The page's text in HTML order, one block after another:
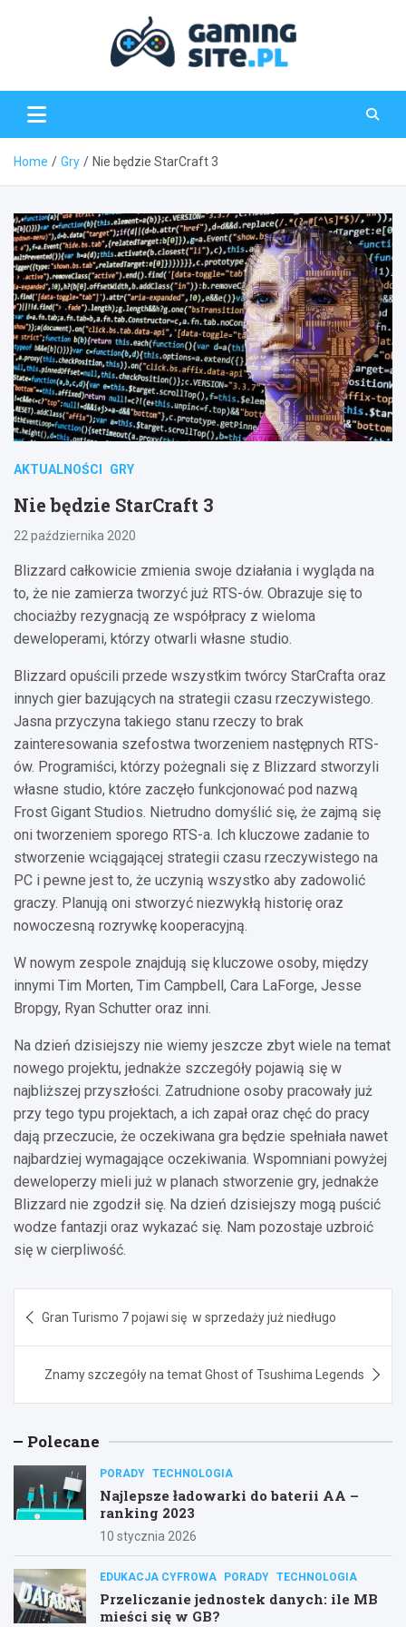
Gaming-Site.pl
Home Gry Nie będzie StarCraft 3
AKTUALNOŚCI GRY
Nie będzie StarCraft 3
22 października 2020
Blizzard całkowicie zmienia swoje działania i wygląda na
to, że nie zamierza tworzyć już RTS-ów. Obrazuje się to
chociażby rezygnacją ze współpracy z wieloma
deweloperami, którzy otwarli własne studio.
Blizzard opuścili przede wszystkim twórcy StarCrafta oraz
innych gier bazujących na strategii czasu rzeczywistego.
Jasna przyczyna takiego stanu rzeczy to brak
zainteresowania szefostwa tworzeniem następnych RTS-
ów. Programiści, którzy pożegnali się z Blizzard stworzyli
własne studio, które zaczęło funkcjonować pod nazwą
Frost Gigant Studios. Nietrudno domyślić się, że zajmą się
oni tworzeniem sporego RTS-a. Ich kluczowe zadanie to
stworzenie wciągającej strategii czasu rzeczywistego na
PC i pewne jest to, że uczynią wszystko aby zadowolić
graczy. Planują oni stworzyć niezwykłą historię oraz
nowoczesną rozrywkę kooperacyjną.
W nowym zespole znajdują się kluczowe osoby, między
innymi Tim Morten, Tim Campbell, Cara LaForge, Jesse
Bropgy, Ryan Schutter oraz inni.
Na dzień dzisiejszy nie wiemy jeszcze zbyt wiele na temat
nowego projektu, jednakże szczegóły pojawią się w
najbliższej przyszłości. Zatrudnione osoby pracowały już
przy tego typu projektach, a ich zapał oraz chęć do pracy
dają przeczucie, że oczekiwana gra będzie spełniała nawet
najbardziej wymagające oczekiwania. Wspomniani powyżej
deweloperzy mieli już w planach stworzenie gry, jednakże
Blizzard nie zgodził się. Na dzień dzisiejszy mogą puścić
wodze fantazji oraz wykazać się. Nam pozostaje uzbroić
się w cierpliwość.
wpisu
Gran Turismo 7 pojawi się w sprzedaży już niedługo
Znamy szczegóły na temat Ghost of Tsushima Legends
Polecane
PORADY TECHNOLOGIA
Najlepsze ładowarki do baterii AA –
ranking 2023
10 stycznia 2026
EDUKACJA CYFROWA PORADY TECHNOLOGIA
Przeliczanie jednostek danych: ile MB
mieści się w GB?